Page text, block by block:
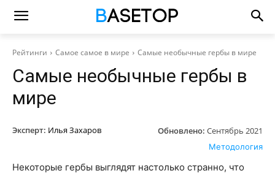
Рейтинги Самое самое в мире Самые необычные гербы в мире
Самые необычные гербы в
мире
Эксперт: Илья Захаров Обновлено: Сентябрь 2021
Методология
Некоторые гербы выглядят настолько странно, что